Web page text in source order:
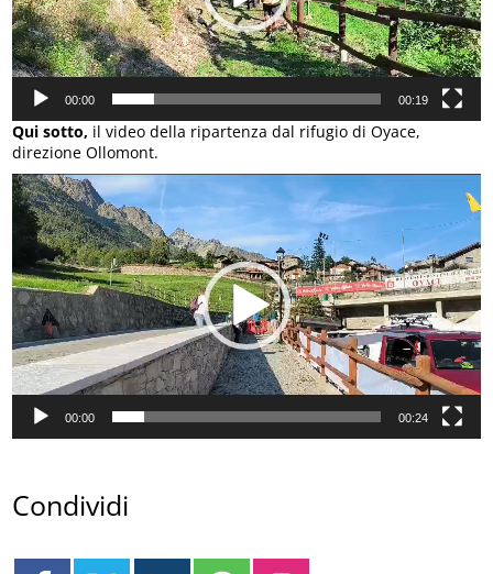
00:00 00:19
Qui sotto, il video della ripartenza dal rifugio di Oyace,
direzione Ollomont.
Video
Player
00:00 00:24
Condividi